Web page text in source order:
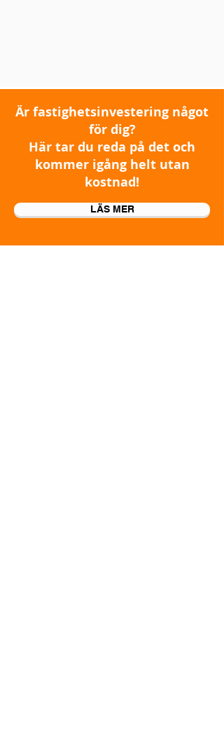
Är fastighetsinvestering något
för dig?
Här tar du reda på det och
kommer igång helt utan
kostnad!
LÄS MER